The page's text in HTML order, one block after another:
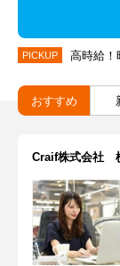
PICKUP 高時給！
おすすめ
Craif株式会社